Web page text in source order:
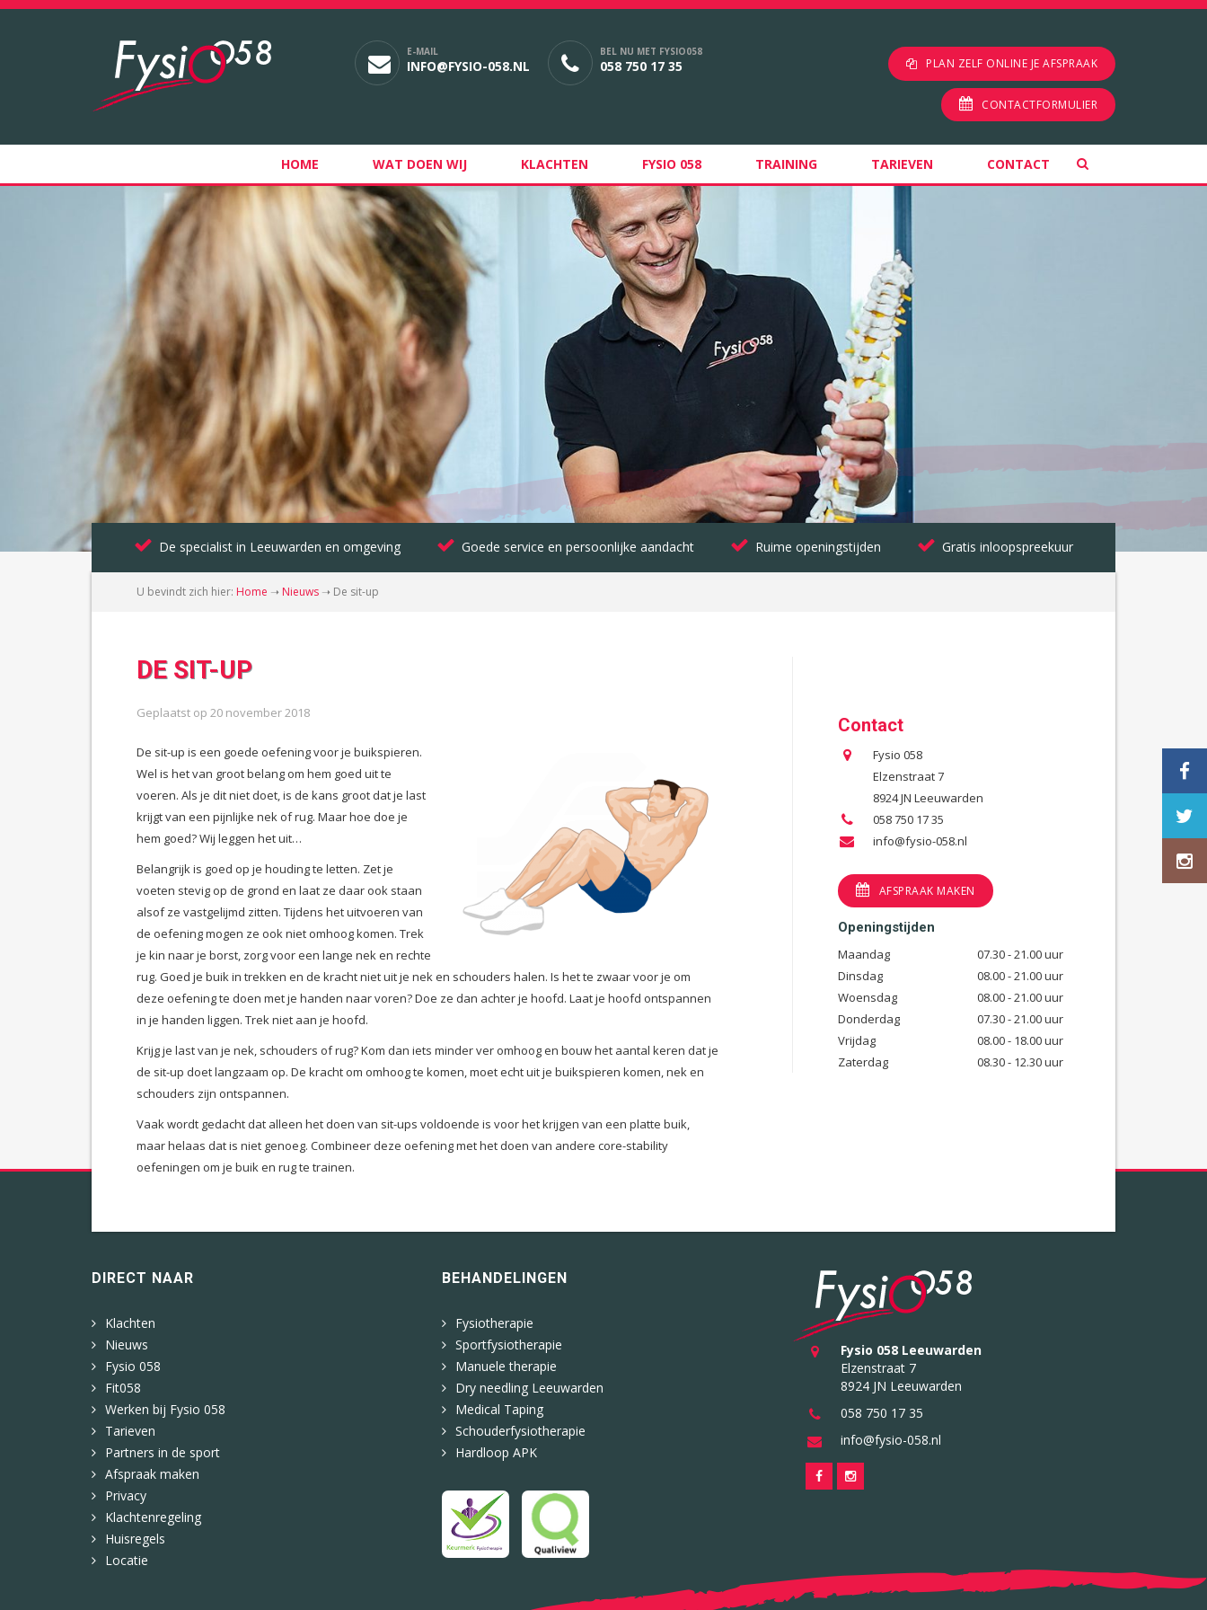
E-MAIL
INFO@FYSIO-058.NL
BEL NU MET FYSIO058
058 750 17 35 PLAN ZELF ONLINE JE AFSPRAAK
CONTACTFORMULIER
HOME WAT DOEN WIJ KLACHTEN FYSIO 058 TRAINING TARIEVEN CONTACT
De specialist in Leeuwarden en omgeving Goede service en persoonlijke aandacht Ruime openingstijden Gratis inloopspreekuur
U bevindt zich hier: Home ➝ Nieuws ➝ De sit-up
DE SIT-UP
Geplaatst op 20 november 2018
De sit-up is een goede oefening voor je buikspieren.
Wel is het van groot belang om hem goed uit te
voeren. Als je dit niet doet, is de kans groot dat je last
krijgt van een pijnlijke nek of rug. Maar hoe doe je
hem goed? Wij leggen het uit…
Belangrijk is goed op je houding te letten. Zet je
voeten stevig op de grond en laat ze daar ook staan
alsof ze vastgelijmd zitten. Tijdens het uitvoeren van
de oefening mogen ze ook niet omhoog komen. Trek
je kin naar je borst, zorg voor een lange nek en rechte
rug. Goed je buik in trekken en de kracht niet uit je nek en schouders halen. Is het te zwaar voor je om
deze oefening te doen met je handen naar voren? Doe ze dan achter je hoofd. Laat je hoofd ontspannen
in je handen liggen. Trek niet aan je hoofd.
Krijg je last van je nek, schouders of rug? Kom dan iets minder ver omhoog en bouw het aantal keren dat je
de sit-up doet langzaam op. De kracht om omhoog te komen, moet echt uit je buikspieren komen, nek en
schouders zijn ontspannen.
Vaak wordt gedacht dat alleen het doen van sit-ups voldoende is voor het krijgen van een platte buik,
maar helaas dat is niet genoeg. Combineer deze oefening met het doen van andere core-stability
oefeningen om je buik en rug te trainen.
Contact
Fysio 058
Elzenstraat 7
8924 JN Leeuwarden
058 750 17 35
info@fysio-058.nl
AFSPRAAK MAKEN
Openingstijden
Maandag
07.30 - 21.00 uur
Dinsdag
08.00 - 21.00 uur
Woensdag
08.00 - 21.00 uur
Donderdag
07.30 - 21.00 uur
Vrijdag
08.00 - 18.00 uur
Zaterdag
08.30 - 12.30 uur
DIRECT NAAR
Klachten
Nieuws
Fysio 058
Fit058
Werken bij Fysio 058
Tarieven
Partners in de sport
Afspraak maken
Privacy
Klachtenregeling
Huisregels
Locatie
BEHANDELINGEN
Fysiotherapie
Sportfysiotherapie
Manuele therapie
Dry needling Leeuwarden
Medical Taping
Schouderfysiotherapie
Hardloop APK
Fysio 058 Leeuwarden
Elzenstraat 7
8924 JN Leeuwarden
058 750 17 35
info@fysio-058.nl